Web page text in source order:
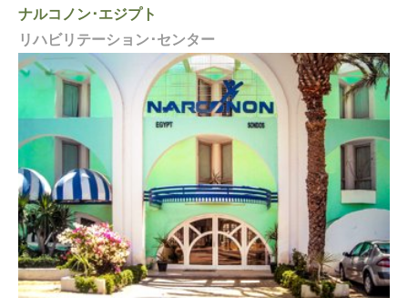
ナルコノン･エジプト
リハビリテーション･センター